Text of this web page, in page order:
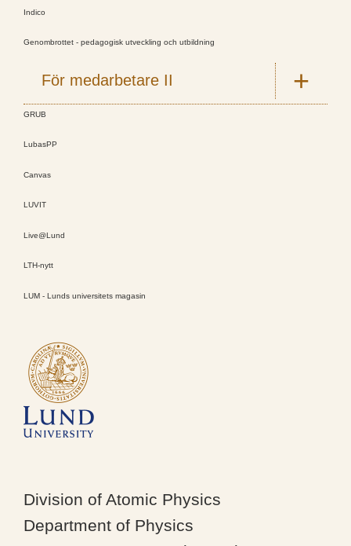
Indico
Genombrottet - pedagogisk utveckling och utbildning
För medarbetare II
GRUB
LubasPP
Canvas
LUVIT
Live@Lund
LTH-nytt
LUM - Lunds universitets magasin
Division of Atomic Physics
Department of Physics